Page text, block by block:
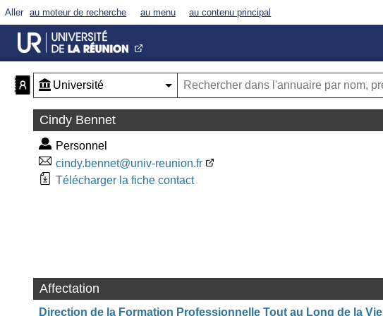
Aller au moteur de recherche au menu au contenu principal
Cindy Bennet
Personnel
cindy.bennet@univ-reunion.fr
Télécharger la fiche contact
Affectation
Direction de la Formation Professionnelle Tout au Long de la Vie